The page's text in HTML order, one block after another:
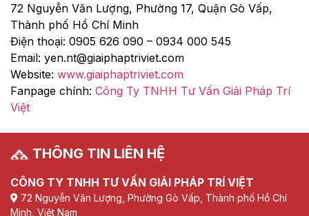
72 Nguyễn Văn Lượng, Phường 17, Quận Gò Vấp,
Thành phố Hồ Chí Minh
Điện thoại: 0905 626 090 – 0934 000 545
Email: yen.nt@giaiphaptriviet.com
Website: www.giaiphaptriviet.com
Fanpage chính: Công Ty TNHH Tư Vấn Giải Pháp Trí
Việt
THÔNG TIN LIÊN HỆ
CÔNG TY TNHH TƯ VẤN GIẢI PHÁP TRÍ VIỆT
72 Nguyễn Văn Lượng, Phường Gò Vấp, Thành phố Hồ Chí
Minh, Việt Nam